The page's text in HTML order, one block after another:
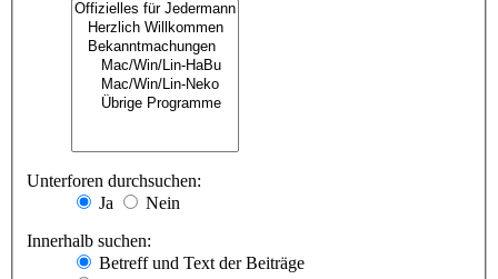
Unterforen durchsuchen:
Ja
Nein
Innerhalb suchen:
Betreff und Text der Beiträge